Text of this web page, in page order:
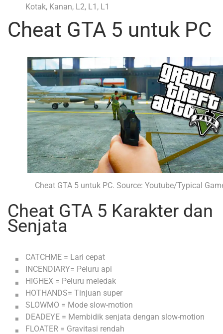
Kotak, Kanan, L2, L1, L1
Cheat GTA 5 untuk PC
Cheat GTA 5 untuk PC. Source: Youtube/Typical
Cheat GTA 5 Karakter dan
Senjata
CATCHME = Lari cepat
INCENDIARY= Peluru api
HIGHEX = Peluru meledak
HOTHANDS= Tinjuan super
SLOWMO = Mode slow-motion
DEADEYE = Membidik senjata dengan slow-motion
FLOATER = Gravitasi rendah